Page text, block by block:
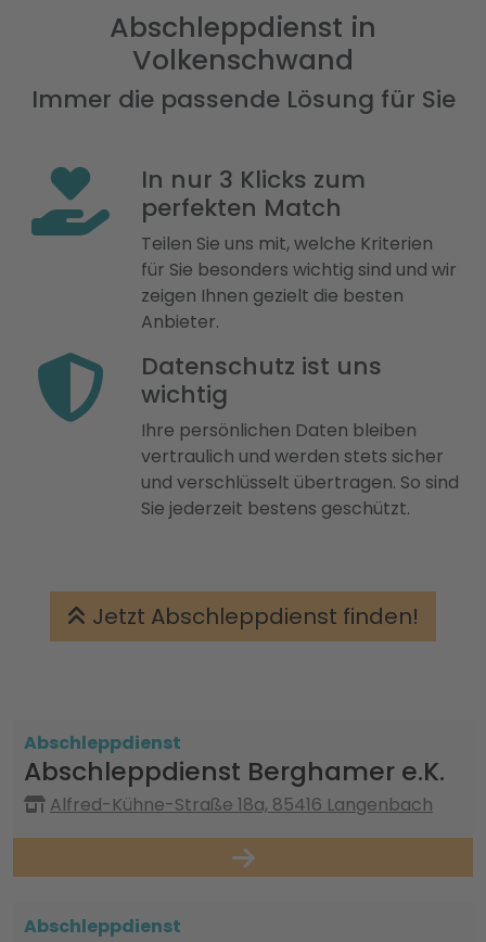
Abschleppdienst in
Volkenschwand
Immer die passende Lösung für Sie
In nur 3 Klicks zum
perfekten Match
Teilen Sie uns mit, welche Kriterien
für Sie besonders wichtig sind und wir
zeigen Ihnen gezielt die besten
Anbieter.
Datenschutz ist uns
wichtig
Ihre persönlichen Daten bleiben
vertraulich und werden stets sicher
und verschlüsselt übertragen. So sind
Sie jederzeit bestens geschützt.
Jetzt Abschleppdienst finden!
Abschleppdienst
Abschleppdienst Berghamer e.K.
Alfred-Kühne-Straße 18a, 85416 Langenbach
Abschleppdienst